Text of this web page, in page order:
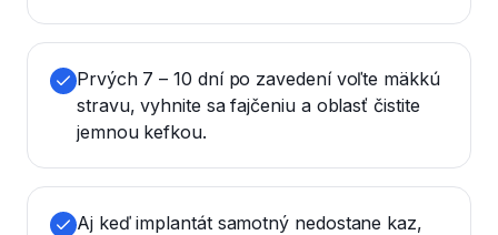
Prvých 7 – 10 dní po zavedení voľte mäkkú
stravu, vyhnite sa fajčeniu a oblasť čistite
jemnou kefkou.
Aj keď implantát samotný nedostane kaz,